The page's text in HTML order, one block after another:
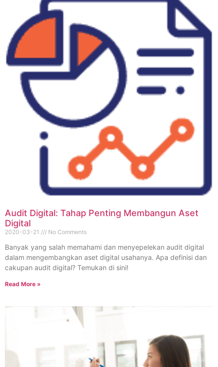
Audit Digital: Tahap Penting Membangun Aset
Digital
2020-03-21 No Comments
Banyak yang salah memahami dan menyepelekan audit digital
dalam mengembangkan aset digital usahanya. Apa definisi dan
cakupan audit digital? Temukan di sini!
Read More »